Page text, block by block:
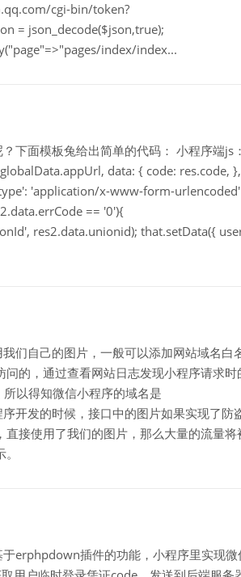
cgi-bin/token?
= json_decode($json,true);
index/index...
下面模板兔给出简单的代码： 小程序端js：
data: { code: res.code, },
'application/x-www-form-
== '0'){
res2.data.unionid); that.setData({
们自己的图片，一般可以添加网站域名白
的，通过查看网站日志发现小程序请求时
以得知微信小程序的域名是
开发的时候，接口中的图片如果实现了防
接使用了我们的图片，那么大量的流量将
erphpdown插件的功能，小程序里实现微